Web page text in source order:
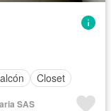
Closet
SAS